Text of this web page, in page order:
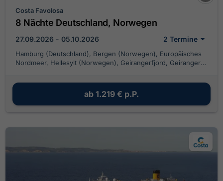
Costa Favolosa
8 Nächte Deutschland, Norwegen
27.09.2026 - 05.10.2026 2 Termine
Hamburg (Deutschland), Bergen (Norwegen), Europäisches
Nordmeer, Hellesylt (Norwegen), Geirangerfjord, Geiranger
ab 1.219 € p.P.